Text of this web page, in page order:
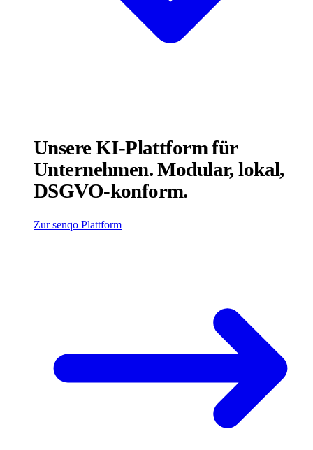
Unsere KI-Plattform für
Unternehmen. Modular, lokal,
DSGVO-konform.
Zur senqo Plattform